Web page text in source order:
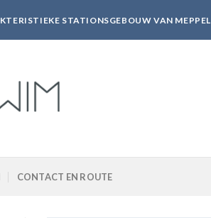
STATIONSGEBOUW VAN MEPPEL
CONTACT EN ROUTE